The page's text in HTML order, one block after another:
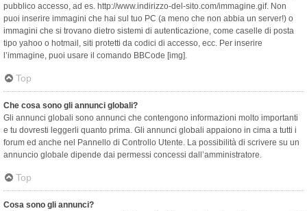
pubblico accesso, ad es. http://www.indirizzo-del-sito.com/immagine.gif. Non
puoi inserire immagini che hai sul tuo PC (a meno che non abbia un server!) o
immagini che si trovano dietro sistemi di autenticazione, come caselle di posta
tipo yahoo o hotmail, siti protetti da codici di accesso, ecc. Per inserire
l’immagine, puoi usare il comando BBCode [img].
Top
Che cosa sono gli annunci globali?
Gli annunci globali sono annunci che contengono informazioni molto importanti
e tu dovresti leggerli quanto prima. Gli annunci globali appaiono in cima a tutti i
forum ed anche nel Pannello di Controllo Utente. La possibilità di scrivere su un
annuncio globale dipende dai permessi concessi dall’amministratore.
Top
Cosa sono gli annunci?